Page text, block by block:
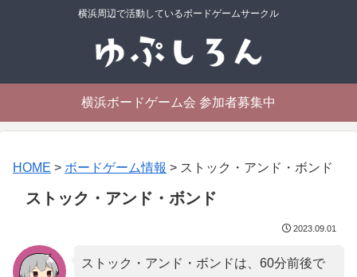
横浜周辺で活動しているボードゲームサークル
横浜ボードゲーム会 参加者募集中
HOME > ボードゲーム情報 > ストック・アンド・ボンド
ストック・アンド・ボンド
2023.09.01
ストック・アンド・ボンドは、60分前後で